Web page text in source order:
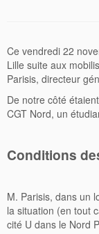
Ce vendredi 22
Lille suite aux
Parisis, directeur
De notre côté
CGT Nord, un
Conditions
M. Parisis, dans un
la situation (en tout
cité U dans le Nord